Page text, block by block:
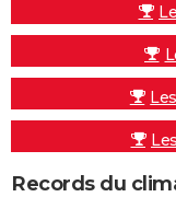
Records du